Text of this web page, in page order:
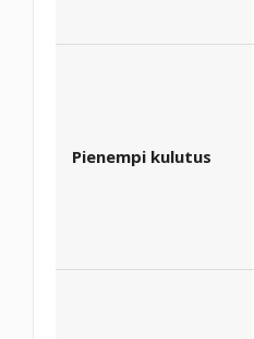
Pienempi kulutus